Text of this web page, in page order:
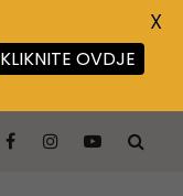
KLIKNITE OVDJE
X